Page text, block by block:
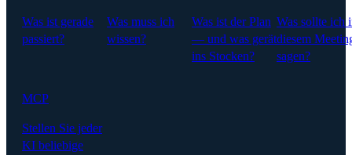
Was ist gerade
passiert?
Was muss ich
wissen?
Was ist der Plan
— und was gerät
ins Stocken?
Was sollte ich
diesem
sagen?
MCP
Stellen Sie jeder
KI beliebige